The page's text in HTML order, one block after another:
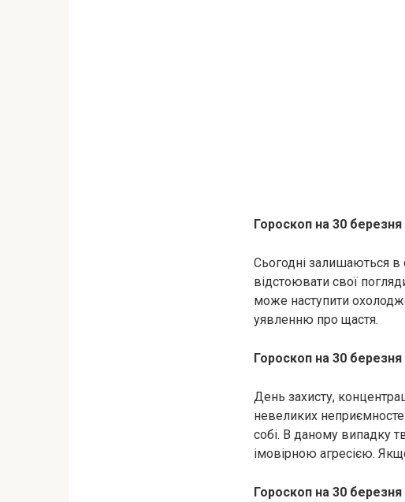
Гороскоп на 30
Сьогодні залишаються в
відстоювати свої
може наступити
уявленню про щастя.
Гороскоп на 30 березня
День захисту,
невеликих
собі. В даному випадку
імовірною агресією.
Гороскоп на 30